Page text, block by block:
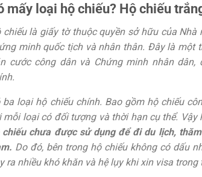
mấy loại hộ chiếu? Hộ chiếu
chiếu là giấy tờ thuộc quyền sở hữu của
minh quốc tịch và nhân thân. Đây là một
cước công dân và Chứng minh nhân
ba loại hộ chiếu chính. Bao gồm hộ chiếu
mỗi loại có đối tượng và thời hạn cụ thể. Vậy
chiếu chưa được sử dụng để đi du lịch,
Do đó, bên trong hộ chiếu không có dấu
ra nhiều khó khăn và hệ lụy khi xin visa trong